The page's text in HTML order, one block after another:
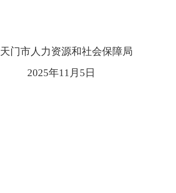
天门市人力资源和社会保障局
2025年11月5日